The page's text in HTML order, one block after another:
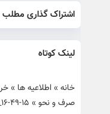
اشتراک گذاری مطلب
لینک کوتاه
خانه» اطلاعیه ها »
صرف و نحو»
49-15